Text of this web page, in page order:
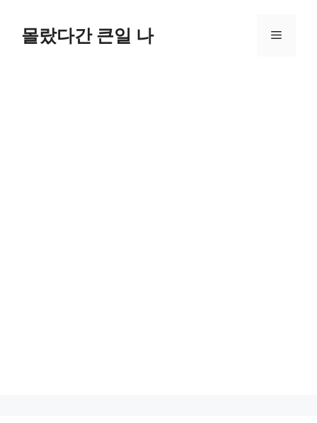
몰랐다간 큰일 나 메